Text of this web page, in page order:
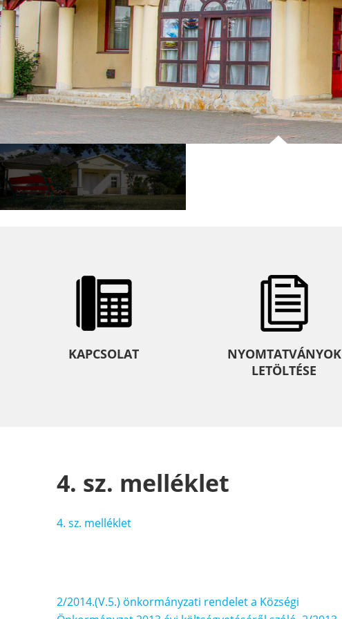
KAPCSOLAT
NYOMTATVÁNYOK
LETÖLTÉSE
4. sz. melléklet
4. sz. melléklet
Bejegyzés
2/2014.(V.5.) önkormányzati rendelet a Községi